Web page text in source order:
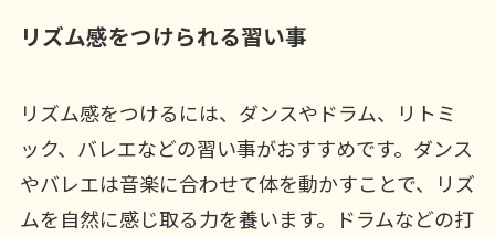
リズム感をつけられる習い事
リズム感をつけるには、ダンスやドラム、リトミ
ック、バレエなどの習い事がおすすめです。ダンス
やバレエは音楽に合わせて体を動かすことで、リズ
ムを自然に感じ取る力を養います。ドラムなどの打